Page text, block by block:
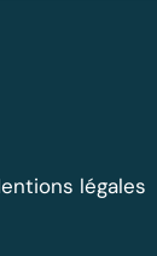
légales